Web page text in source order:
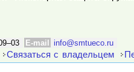
E-mail info@smtueco.ru
Связаться с владельцем